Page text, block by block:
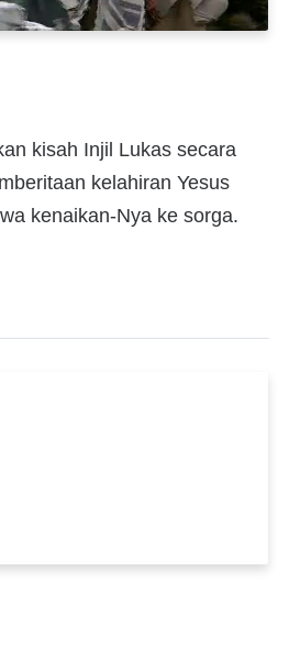
kisah Injil Lukas secara
kelahiran Yesus
kenaikan-Nya ke sorga.